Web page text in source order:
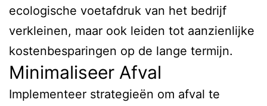
ecologische voetafdruk van het bedrijf
verkleinen, maar ook leiden tot aanzienlijke
kostenbesparingen op de lange termijn.
Minimaliseer Afval
Implementeer strategieën om afval te